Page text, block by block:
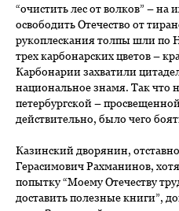
“очистить лес от волков” – на
освободить Отечество от
рукоплескания толпы шли по
трех карбонарских цветов –
Карбонарии захватили
национальное знамя. Так что
петербургской –
действительно, было чего
Казинский дворянин,
Герасимович Рахманинов,
попытку “Моему Отечеству
доставить полезные книги”,